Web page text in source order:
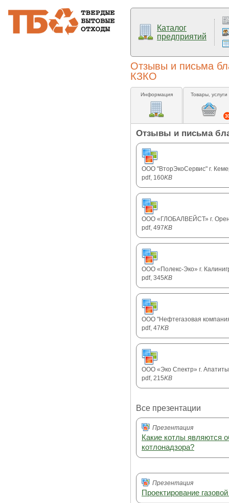
Каталог
предприятий
Отзывы и письма
КЗКО
Информация Товары, услуги
Отзывы и письма
ООО "ВторЭкоСервис" г.
pdf, 160KB
ООО «ГЛОБАЛВЕЙСТ» г.
pdf, 497KB
ООО «Полекс-Эко» г.
pdf, 345KB
ООО "Нефтегазовая
pdf, 47KB
ООО «Эко Спектр» г. Апатиты
pdf, 215KB
Все презентации
Презентация
Какие котлы являются
котлонадзора?
Презентация
Проектирование